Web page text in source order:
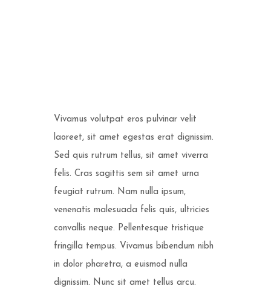
Vivamus volutpat eros pulvinar velit
laoreet, sit amet egestas erat dignissim.
Sed quis rutrum tellus, sit amet viverra
felis. Cras sagittis sem sit amet urna
feugiat rutrum. Nam nulla ipsum,
venenatis malesuada felis quis, ultricies
convallis neque. Pellentesque tristique
fringilla tempus. Vivamus bibendum nibh
in dolor pharetra, a euismod nulla
dignissim. Nunc sit amet tellus arcu.